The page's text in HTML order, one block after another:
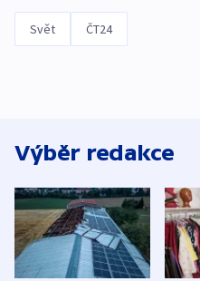
Svět ČT24
Výběr redakce